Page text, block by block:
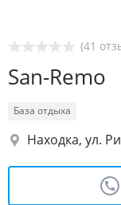
(41
San-Remo
База отдыха
Находка, ул.